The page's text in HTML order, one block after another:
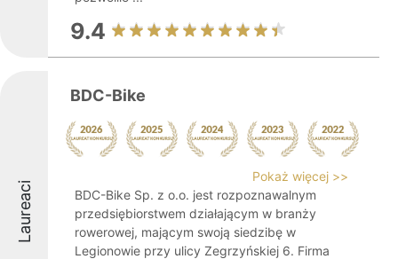
9.4
Laureaci
BDC-Bike
Pokaż więcej >>
BDC-Bike Sp. z o.o. jest rozpoznawalnym
przedsiębiorstwem działającym w branży
rowerowej, mającym swoją siedzibę w
Legionowie przy ulicy Zegrzyńskiej 6. Firma